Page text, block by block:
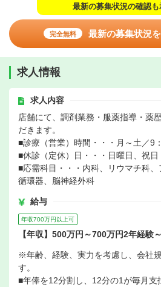
最新の募集状況の確認も
完全無料 最新の募集状況
求人情報
求人内容
店舗にて、調剤業務・服薬指導・薬
だきます。
■診療（営業）時間・・・月～土／9
■休診（定休）日・・・日曜日、祝日
■応需科目・・・内科、リウマチ科、
循環器、脳神経外科
給与
年収700万円以上可
【年収】500万円～700万円2年経験
※年齢、経験、実力を考慮し、会社
す。
■年俸を12分割し、12分の1が毎月支